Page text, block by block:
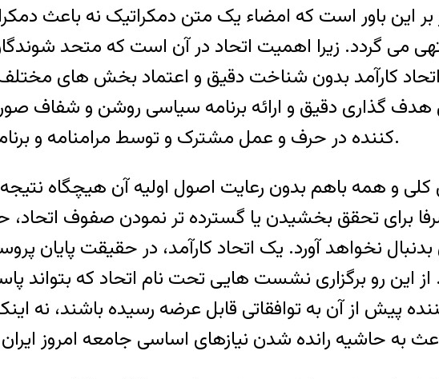
این باور است که امضاء یک متن دمکراتیک نه باعث
می گردد. زیرا اهمیت اتحاد در آن است که متحد
کارآمد بدون شناخت دقیق و اعتماد بخش های
هدف گذاری دقیق و ارائه برنامه سیاسی روشن و شفاف
کننده در حرف و عمل مشترک و توسط مرامنامه و برنامه سیاسی برای همگان قابل دستیابی باشد.
کلی و همه باهم بدون رعایت اصول اولیه آن هیچگاه
تحقق بخشیدن یا گسترده تر نمودن صفوف اتحاد،
نخواهد آورد. یک اتحاد کارآمد، در حقیقت پایان
این رو برگزاری نشست هایی تحت نام اتحاد که بتواند
پیش از آن به توافقاتی قابل عرضه رسیده باشند، نه